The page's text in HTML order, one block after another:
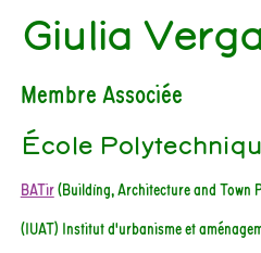
Giulia
Membre Associée
École
BATir(Building, Architecture and Town
(IUAT) Institut d'urbanisme et